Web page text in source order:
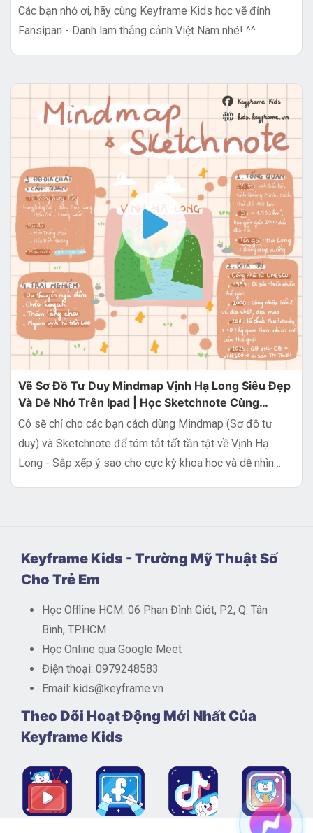
Các bạn nhỏ ơi, hãy cùng Keyframe Kids học vẽ đỉnh
Fansipan - Danh lam thắng cảnh Việt Nam nhé! ^^
Vẽ Sơ Đồ Tư Duy Mindmap Vịnh Hạ Long Siêu Đẹp
Và Dễ Nhớ Trên Ipad | Học Sketchnote Cùng
Keyframe Kids
Cô sẽ chỉ cho các bạn cách dùng Mindmap (Sơ đồ tư
duy) và Sketchnote để tóm tắt tất tần tật về Vịnh Hạ
Long - Sắp xếp ý sao cho cực kỳ khoa học và dễ nhìn
Keyframe Kids - Trường Mỹ Thuật Số
Cho Trẻ Em
Học Offline HCM: 06 Phan Đình Giót, P2, Q. Tân
Bình, TP.HCM
Học Online qua Google Meet
Điện thoại: 0979248583
Email: kids@keyframe.vn
Theo Dõi Hoạt Động Mới Nhất Của
Keyframe Kids